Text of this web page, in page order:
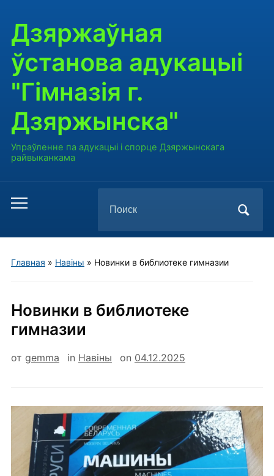
Дзяржаўная
ўстанова адукацыі
"Гімназія г.
Дзяржынска"
Упраўленне па адукацыі і спорце Дзяржынскага
райвыканкама
Переключить
меню
по:
Главная » Навiны » Новинки в библиотеке гимназии
Новинки в библиотеке
гимназии
от gemma in Навiны on 04.12.2025